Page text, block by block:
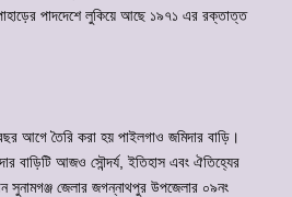
পাদদেশে লুকিয়ে আছে ১৯৭১ এর রক্তাত্ত
আগে তৈরি করা হয় পাইলগাও জমিদার বাড়ি।
বাড়িটি আজও সৌন্দর্য, ইতিহাস এবং ঐতিহ্যের
সুনামগঞ্জ জেলার জগন্নাথপুর উপজেলার ০৯নং